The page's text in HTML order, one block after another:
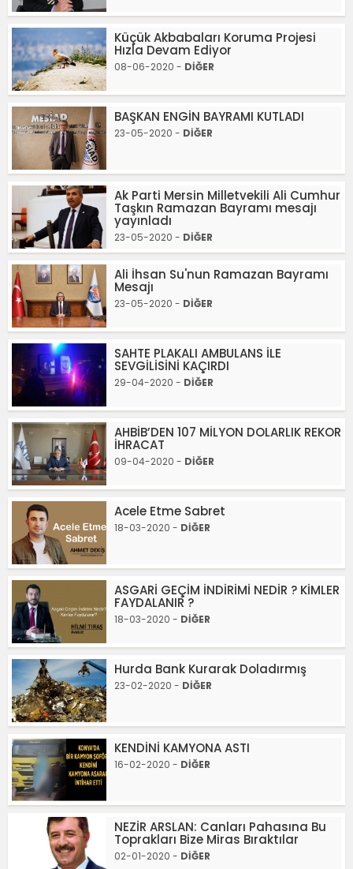
Küçük Akbabaları Koruma Projesi
Hızla Devam Ediyor
08-06-2020 - DİĞER
BAŞKAN ENGİN BAYRAMI KUTLADI
23-05-2020 - DİĞER
Ak Parti Mersin Milletvekili Ali Cumhur
Taşkın Ramazan Bayramı mesajı
yayınladı
23-05-2020 - DİĞER
Ali İhsan Su'nun Ramazan Bayramı
Mesajı
23-05-2020 - DİĞER
SAHTE PLAKALI AMBULANS İLE
SEVGİLİSİNİ KAÇIRDI
29-04-2020 - DİĞER
AHBİB’DEN 107 MİLYON DOLARLIK REKOR
İHRACAT
09-04-2020 - DİĞER
Acele Etme Sabret
18-03-2020 - DİĞER
ASGARİ GEÇİM İNDİRİMİ NEDİR ? KİMLER
FAYDALANIR ?
18-03-2020 - DİĞER
Hurda Bank Kurarak Doladırmış
23-02-2020 - DİĞER
KENDİNİ KAMYONA ASTI
16-02-2020 - DİĞER
NEZİR ARSLAN: Canları Pahasına Bu
Toprakları Bize Miras Bıraktılar
02-01-2020 - DİĞER